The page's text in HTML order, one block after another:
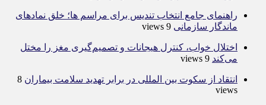
راهنمای جامع انتخاب تندیس برای مراسم ها؛ خلق نمادهای
ماندگار سازمانی 9 views
اختلال خواب، کنترل هیجانات و تصمیم‌گیری مغز را مختل
می‌کند 9 views
انتقاد از سکوت بین المللی در برابر تهدید سلامت بیماران 8
views